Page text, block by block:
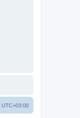
UTC+03:00